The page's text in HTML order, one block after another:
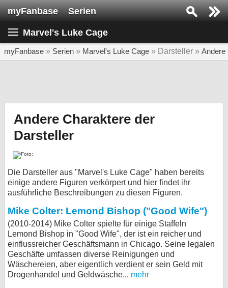
myFanbase Serien
Marvel's Luke Cage
myFanbase » Serien » Marvel's Luke Cage » Darsteller » Andere
Andere Charaktere der
Darsteller
Die Darsteller aus "Marvel's Luke Cage" haben bereits
einige andere Figuren verkörpert und hier findet ihr
ausführliche Beschreibungen zu diesen Figuren.
Mike Colter: Lemond Bishop ("Good Wife")
(2010-2014) Mike Colter spielte für einige Staffeln
Lemond Bishop in "Good Wife", der ist ein reicher und
einflussreicher Geschäftsmann in Chicago. Seine legalen
Geschäfte umfassen diverse Reinigungen und
Wäschereien, aber eigentlich verdient er sein Geld mit
Drogenhandel und Geldwäsche... mehr
Serie suchen...
Home
SERIEN
SERVICE
Gewinnspiele
Forum
bei X
bei Facebook